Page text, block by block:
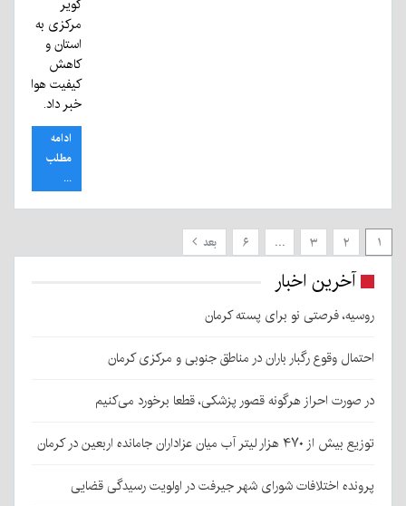
مرکزی به
استان و
کاهش
کیفیت هوا
خبر داد.
ادامه
مطلب
...
۱ ۲ ۳ … ۶ بعد
آخرین اخبار
روسیه، فرصتی نو برای پسته کرمان
احتمال وقوع رگبار باران در مناطق جنوبی و مرکزی کرمان
در صورت احراز هرگونه قصور پزشکی، قطعا برخورد می‌کنیم
توزیع بیش از ۴۷۰ هزار لیتر آب میان عزاداران جامانده اربعین در کرمان
پرونده اختلافات شورای شهر جیرفت در اولویت رسیدگی قضایی